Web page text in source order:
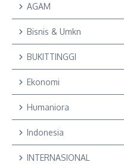
AGAM
Bisnis & Umkn
BUKITTINGGI
Ekonomi
Humaniora
Indonesia
INTERNASIONAL